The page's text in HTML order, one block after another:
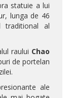
statuie a lui
lunga de 46
traditional al
raului Chao
de portelan
ale